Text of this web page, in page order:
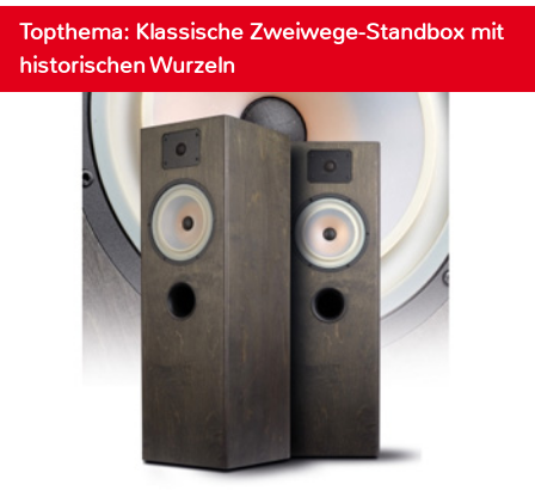
Topthema: Klassische Zweiwege-Standbox mit
historischen Wurzeln